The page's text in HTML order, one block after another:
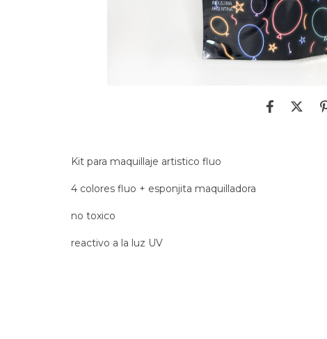
Kit para maquillaje artistico fluo
4 colores fluo + esponjita maquilladora
no toxico
reactivo a la luz UV